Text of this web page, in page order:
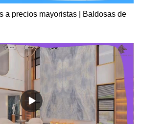
a precios mayoristas | Baldosas de